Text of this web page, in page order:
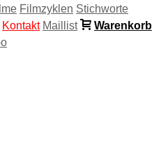
Filmzyklen Stichworte
Kontakt Maillist
Warenkorb